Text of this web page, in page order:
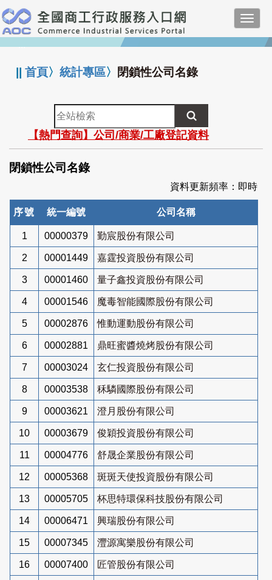
跳
到
主
要
:::
||首頁〉統計專區〉 閉鎖性公司名錄
全
站
檢
索
【熱門查詢】公司/商業/工廠登記資料
閉鎖性公司名錄
資料更新頻率：即時
序號 統一編號 公司名稱
1 00000379 勤宸股份有限公司
2 00001449 嘉霆投資股份有限公司
3 00001460 量子鑫投資股份有限公司
4 00001546 魔毒智能國際股份有限公司
5 00002876 惟動運動股份有限公司
6 00002881 鼎旺蜜醬燒烤股份有限公司
7 00003024 玄仁投資股份有限公司
8 00003538 秝驎國際股份有限公司
9 00003621 澄月股份有限公司
10 00003679 俊穎投資股份有限公司
11 00004776 舒晟企業股份有限公司
12 00005368 斑斑天使投資股份有限公司
13 00005705 杯思特環保科技股份有限公司
14 00006471 興瑞股份有限公司
15 00007345 灃源寓樂股份有限公司
16 00007400 匠管股份有限公司